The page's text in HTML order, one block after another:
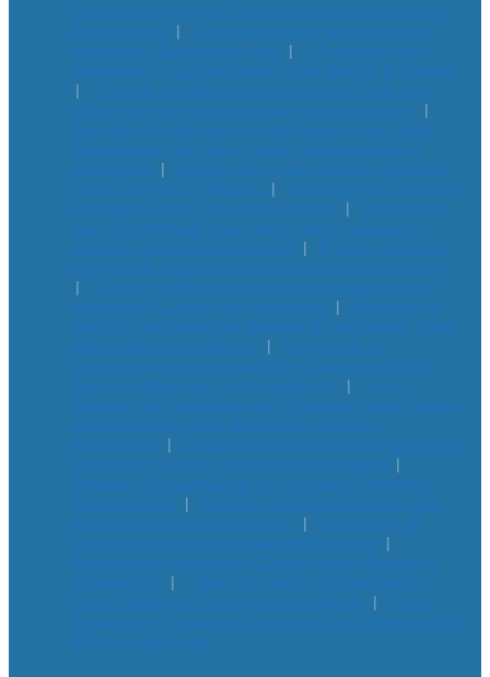
10 Regalos Originales y Creativos para la Inauguración
de tu Negocio
Cómo elaborar un reporte de visita
profesional: Guía paso a paso
3 Problemas de la
Comunidad y sus Soluciones: Cómo Mejorar tu Entorno
¿Cuándo puedes empezar a trabajar? Guía para
conocer la fecha y consejos para tu incorporación
Ejemplos de congruencia en formación cívica y ética:
Guía práctica con casos y claves para entender su
importancia
Ejemplo de CV para Atención al Cliente:
Cómo Crear un CV Efectivo
El Proceso de Entrevista
en Trabajo Social: Tips y Etapas Clave
10 Secretos
que todo empleado busca para mejorar su salario y
aumentar su carrera profesional
El macro ambiente
empresarial: Guía completa para entender su impacto
¿Cuál es la diferencia entre trabajo colaborativo y
cooperativo? Conoce sus diferencias
Descubre las
áreas de oportunidad en alumnos de secundaria: Cómo
detectarlas y desarrollarlas
Cómo crear un
organigrama para tu restaurante: Guía práctica para
mejorar la eficiencia y la comunicación
Cómo
Controlar las Operaciones de tu Empresa: Guía Práctica
con Indicadores Clave de Proceso, Tiempos y
Movimientos
Cómo te miras a ti mismo: La clave para
el autoconocimiento y el crecimiento personal
Ventajas y Desventajas de los Inventarios Perpetuos:
Guía Completa
Descubre la evolución de las redes
sociales en una línea del tiempo
Indicadores de
logro: ejemplos prácticos para medir el éxito
Emprendedor Constructor: Claves para el Éxito en la
Construcción
¿Qué Giro Tiene un Restaurante? -
Tipos, Clasificación y Claves para Definirlo
Planes
Estratégicos, Tácticos y Operativos: Guía Definitiva para
el Éxito Empresarial